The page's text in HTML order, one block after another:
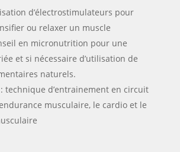
d’électrostimulateurs pour
ou relaxer un muscle
en micronutrition pour une
et si nécessaire d’utilisation de
naturels.
: technique d’entrainement en circuit
musculaire, le cardio et le